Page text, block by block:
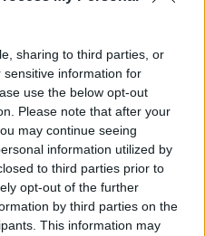
sharing to third parties, or
information for
use the below opt-out
Please note that after your
may continue seeing
information utilized by
to third parties prior to
opt-out of the further
by third parties on the
This information may